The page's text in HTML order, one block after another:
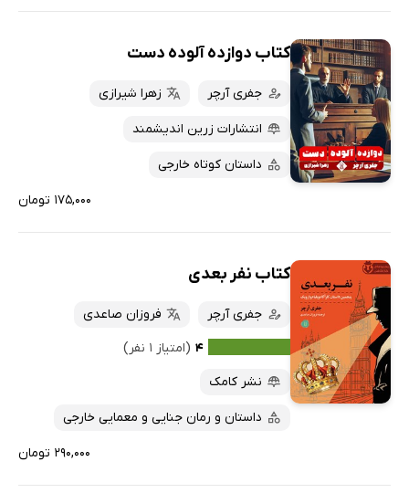
کتاب دوازده آلوده دست
جفری آرچر زهرا شیرازی
انتشارات زرین اندیشمند
داستان کوتاه خارجی
۱۷۵,۰۰۰ تومان
کتاب نفر بعدی
جفری آرچر
فروزان صاعدی
۴ (امتیاز ۱ نفر)
نشر کامک
داستان و رمان جنایی و معمایی خارجی
۲۹۰,۰۰۰ تومان